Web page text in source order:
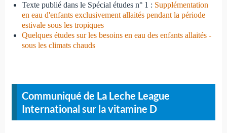
Texte publié dans le Spécial études n° 1 : Supplémentation
en eau d'enfants exclusivement allaités pendant la période
estivale sous les tropiques
Quelques études sur les besoins en eau des enfants allaités -
sous les climats chauds
Communiqué de La Leche League
International sur la vitamine D